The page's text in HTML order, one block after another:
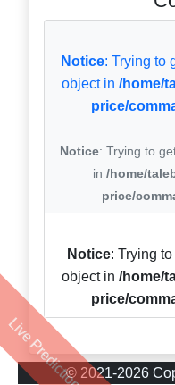
Notice: Trying to
object in /home/
price/
Notice: Trying to
in /home/
price/
Notice: Trying
object in /home/
price/
© 2021-2026
Live Prediction